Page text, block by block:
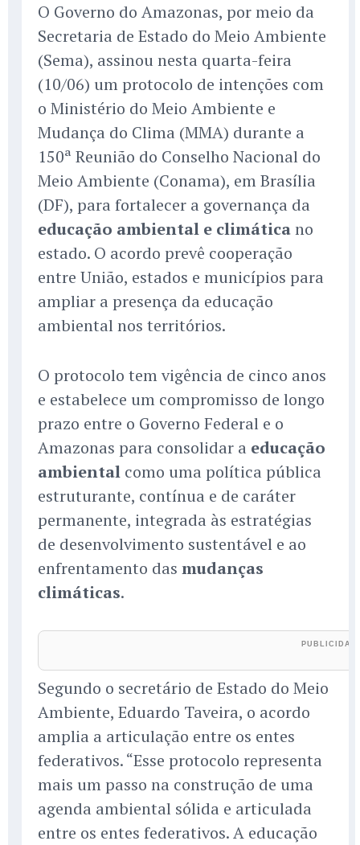
O Governo do Amazonas, por meio da
Secretaria de Estado do Meio Ambiente
(Sema), assinou nesta quarta-feira
(10/06) um protocolo de intenções com
o Ministério do Meio Ambiente e
Mudança do Clima (MMA) durante a
150ª Reunião do Conselho Nacional do
Meio Ambiente (Conama), em Brasília
(DF), para fortalecer a governança da
educação ambiental e climáticano
estado. O acordo prevê cooperação
entre União, estados e municípios para
ampliar a presença da educação
ambiental nos territórios.
O protocolo tem vigência de cinco anos
e estabelece um compromisso de longo
prazo entre o Governo Federal e o
Amazonas para consolidar a educação
ambiental como uma política pública
estruturante, contínua e de caráter
permanente, integrada às estratégias
de desenvolvimento sustentável e ao
enfrentamento das mudanças
climáticas.
Segundo o secretário de Estado do Meio
Ambiente, Eduardo Taveira, o acordo
amplia a articulação entre os entes
federativos. “Esse protocolo representa
mais um passo na construção de uma
agenda ambiental sólida e articulada
entre os entes federativos. A educação